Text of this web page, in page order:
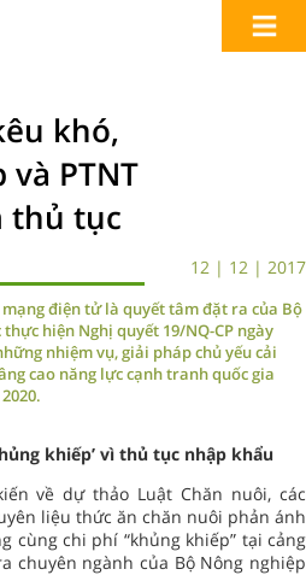
khó,
PTNT
thủ tục
12 | 12 | 2017
điện tử là quyết tâm đặt ra của Bộ
hiện Nghị quyết 19/NQ-CP ngày
nhiệm vụ, giải pháp chủ yếu cải
cao năng lực cạnh tranh quốc gia
khiếp’ vì thủ tục nhập khẩu
về dự thảo Luật Chăn nuôi, các
liệu thức ăn chăn nuôi phản ánh
cùng chi phí “khủng khiếp” tại cảng
chuyên ngành của Bộ Nông nghiệp